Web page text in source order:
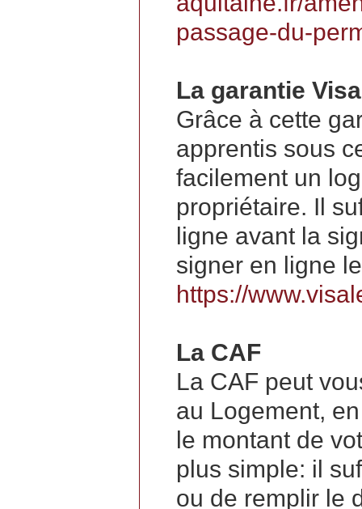
passage-du-
La garantie
Grâce à cette
apprentis sous
facilement un
propriétaire. Il
ligne avant la
signer en ligne
https://
La CAF
La CAF peut
au Logement,
le montant de
plus simple: il
ou de remplir le